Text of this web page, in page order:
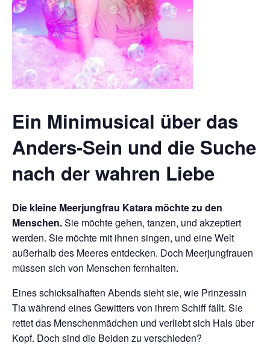
Ein Minimusical über das
Anders-Sein und die Suche
nach der wahren Liebe
Die kleine Meerjungfrau Katara möchte zu den
Menschen.Sie möchte gehen, tanzen, und akzeptiert
werden. Sie möchte mit ihnen singen, und eine Welt
außerhalb des Meeres entdecken. Doch Meerjungfrauen
müssen sich von Menschen fernhalten.
Eines schicksalhaften Abends sieht sie, wie Prinzessin
Tia während eines Gewitters von ihrem Schiff fällt. Sie
rettet das Menschenmädchen und verliebt sich Hals über
Kopf. Doch sind die Beiden zu verschieden?